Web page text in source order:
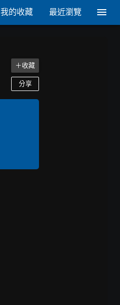
我的收藏 最近瀏覽
＋收藏
分享